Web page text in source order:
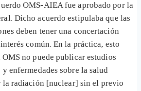
OMS-AIEA fue aprobado por la
Dicho acuerdo estipulaba que las
deben tener una concertación
común. En la práctica, esto
no puede publicar estudios
y enfermedades sobre la salud
la radiación [nuclear] sin el previo